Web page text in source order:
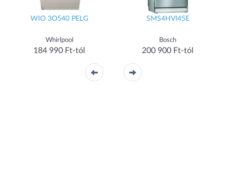
WIO 3O540 PELG
Whirlpool
184 990 Ft-tól
SMS4HVI45E
Bosch
200 900 Ft-tól